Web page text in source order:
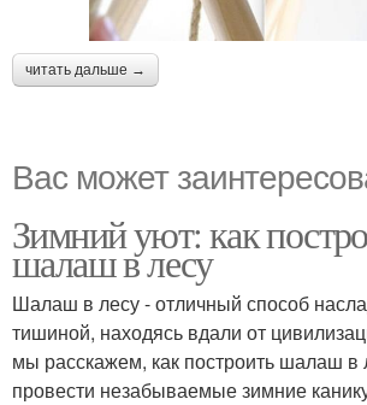
читать дальше →
Вас может
Зимний уют: как
шалаш в лесу
Шалаш в лесу - отличный способ
тишиной, находясь вдали от
мы расскажем, как построить шалаш в
провести незабываемые зимние